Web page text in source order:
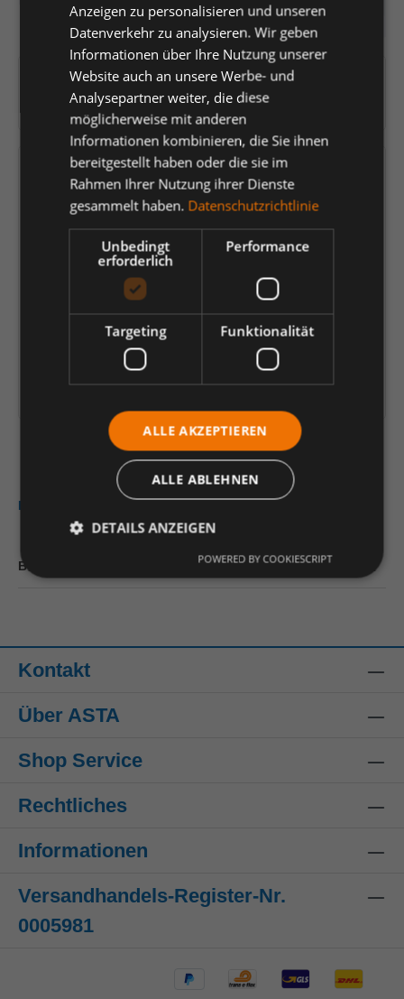
Artikelnummer:
K0442218
4019346122990
Versandfertig in 2 Tagen, Lieferzeit 1-3 Tage
193,69 €
je Verp.-Einheit (50 Stück) | 1 Stück (
Preis-/Mengenrechner
Anzahl verringern Anzahl erhöhen
In den Warenkorb
Beschreibung
Bewertungen
Kontakt
Über ASTA
Shop Service
Rechtliches
Informationen
Versandhandels-Register-Nr.
0005981
Anzeigen zu personalisieren und unseren
Datenverkehr zu analysieren. Wir geben
Informationen über Ihre Nutzung unserer
Website auch an unsere Werbe- und
Analysepartner weiter, die diese
möglicherweise mit anderen
Informationen kombinieren, die Sie ihnen
bereitgestellt haben oder die sie im
Rahmen Ihrer Nutzung ihrer Dienste
gesammelt haben. Datenschutzrichtlinie
Unbedingt
erforderlich
Performance
Targeting Funktionalität
ALLE AKZEPTIEREN
ALLE ABLEHNEN
DETAILS ANZEIGEN
POWERED BY COOKIESCRIPT